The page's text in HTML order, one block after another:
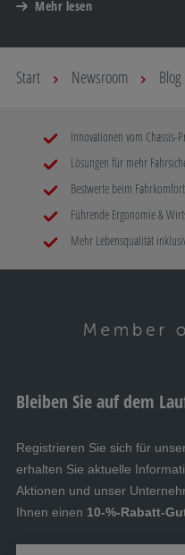
Mehr lesen
Start Newsroom Blog
Innovationen vom Chassis-
Lösungen für mehr
Bestwerte beim Fahrkomfort
Führende Ergonomie &
Mehr Lebensqualität
Bleiben Sie auf dem
Registrieren Sie sich für
erhalten Sie aktuelle
Aktionen und unser
Ihnen einen 10-%-Rabatt-